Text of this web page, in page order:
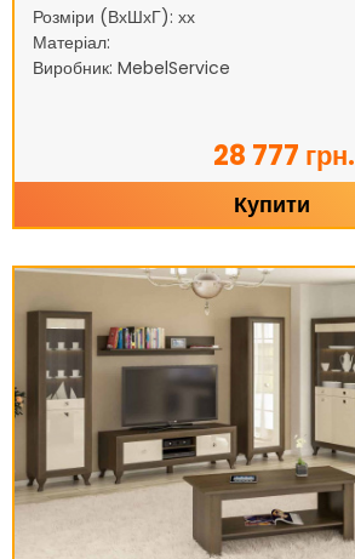
Розміри (ВхШхГ): хх
Матеріал:
Виробник: MebelService
28 777 грн.
Купити